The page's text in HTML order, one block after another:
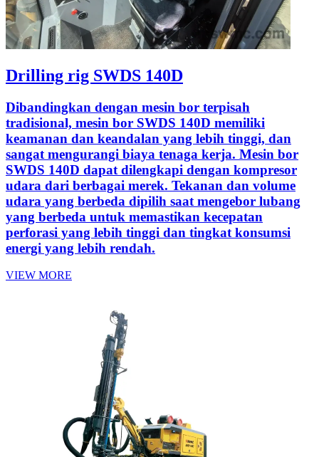
Drilling rig SWDS 140D
Dibandingkan dengan mesin bor terpisah
tradisional, mesin bor SWDS 140D memiliki
keamanan dan keandalan yang lebih tinggi, dan
sangat mengurangi biaya tenaga kerja. Mesin bor
SWDS 140D dapat dilengkapi dengan kompresor
udara dari berbagai merek. Tekanan dan volume
udara yang berbeda dipilih saat mengebor lubang
yang berbeda untuk memastikan kecepatan
perforasi yang lebih tinggi dan tingkat konsumsi
energi yang lebih rendah.
VIEW MORE